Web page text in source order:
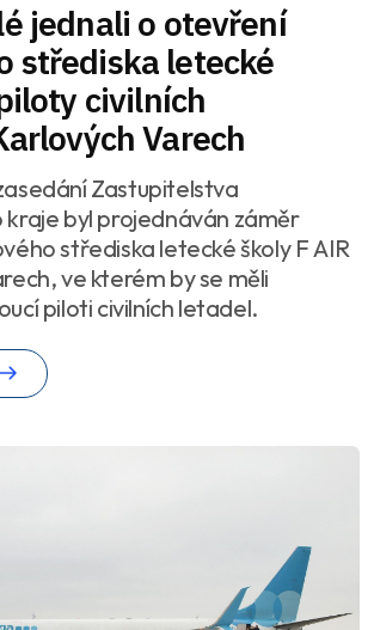
jednali o otevření
střediska letecké
civilních
Varech
Zastupitelstva
kraje byl projednáván záměr
střediska letecké školy F AIR
ve kterém by se měli
piloti civilních letadel.